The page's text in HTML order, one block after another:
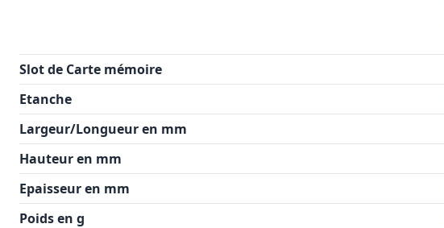
Slot de Carte mémoire
Etanche
Largeur/Longueur en mm
Hauteur en mm
Epaisseur en mm
Poids en g